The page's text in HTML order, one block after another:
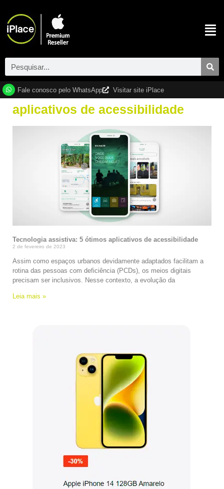
Fale conosco pelo WhatsApp Visitar site iPlace
aplicativos de acessibilidade
Tecnologia assistiva: 5 ótimos aplicativos de acessibilidade
2 de fevereiro de 2023
Assim como espaços urbanos devidamente adaptados facilitam a
rotina das pessoas com deficiência (PCDs), os meios digitais
precisam ser inclusivos. Nesse contexto, a evolução da
Leia mais »